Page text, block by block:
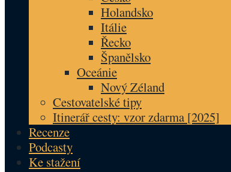
Holandsko
Itálie
Řecko
Španělsko
Oceánie
Nový Zéland
Cestovatelské tipy
Itinerář cesty: vzor zdarma [2025]
Recenze
Podcasty
Ke stažení